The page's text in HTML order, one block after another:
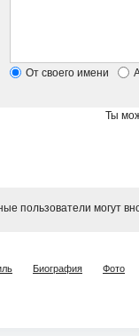
От своего имени
Ты
пользователи могут
Биография Фото